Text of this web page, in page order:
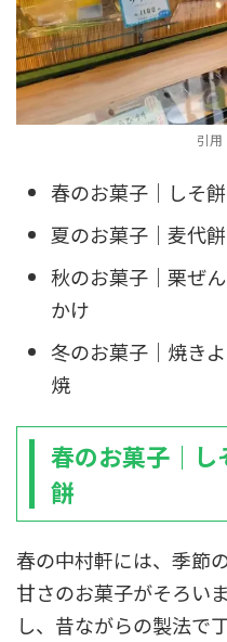
引用
春のお菓子｜しそ
夏のお菓子｜麦代
秋のお菓子｜栗ぜ
かけ
冬のお菓子｜焼き
焼
春のお菓子｜
餅
春の中村軒には、季節
甘さのお菓子がそろい
し、昔ながらの製法で